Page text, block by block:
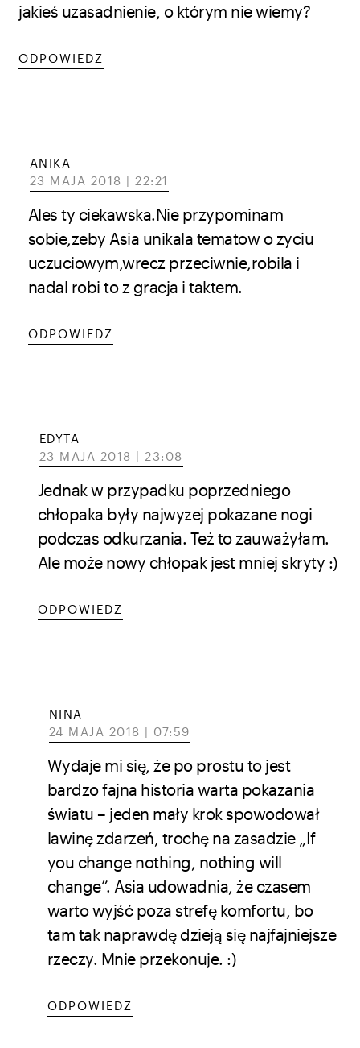
jakieś uzasadnienie, o którym nie wiemy?
ODPOWIEDZ
ANIKA
23 MAJA 2018 | 22:21
Ales ty ciekawska.Nie przypominam
sobie,zeby Asia unikala tematow o zyciu
uczuciowym,wrecz przeciwnie,robila i
nadal robi to z gracja i taktem.
ODPOWIEDZ
EDYTA
23 MAJA 2018 | 23:08
Jednak w przypadku poprzedniego
chłopaka były najwyzej pokazane nogi
podczas odkurzania. Też to zauważyłam.
Ale może nowy chłopak jest mniej skryty :)
ODPOWIEDZ
NINA
24 MAJA 2018 | 07:59
Wydaje mi się, że po prostu to jest
bardzo fajna historia warta pokazania
światu – jeden mały krok spowodował
lawinę zdarzeń, trochę na zasadzie „If
you change nothing, nothing will
change”. Asia udowadnia, że czasem
warto wyjść poza strefę komfortu, bo
tam tak naprawdę dzieją się najfajniejsze
rzeczy. Mnie przekonuje. :)
ODPOWIEDZ